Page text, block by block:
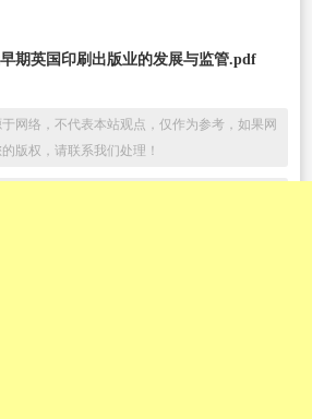
期英国印刷出版业的发展与监管.pdf
网络，不代表本站观点，仅作为参考，如果网
版权，请联系我们处理！